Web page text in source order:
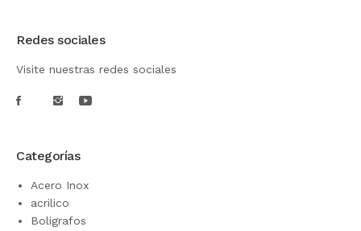
Redes sociales
Visite nuestras redes sociales
Categorías
Acero Inox
acrilico
Boligrafos